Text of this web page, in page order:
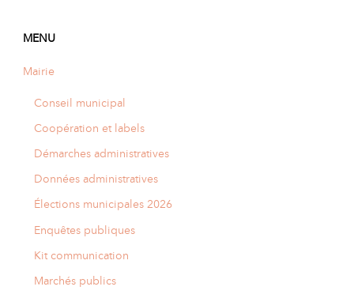
MENU
Mairie
Conseil municipal
Coopération et labels
Démarches administratives
Données administratives
Élections municipales 2026
Enquêtes publiques
Kit communication
Marchés publics